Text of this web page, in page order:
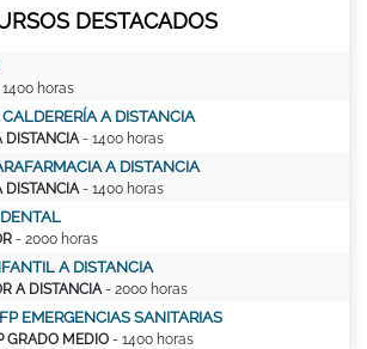
DESTACADOS
horas
A DISTANCIA
DISTANCIA - 1400 horas
A DISTANCIA
DISTANCIA - 1400 horas
- 2000 horas
A DISTANCIA
A DISTANCIA - 2000 horas
EMERGENCIAS SANITARIAS
GRADO MEDIO - 1400 horas